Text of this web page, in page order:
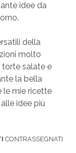
idee da
della
molto
torte salate e
la bella
le mie ricette
idee più
CONTRASSEGNATI